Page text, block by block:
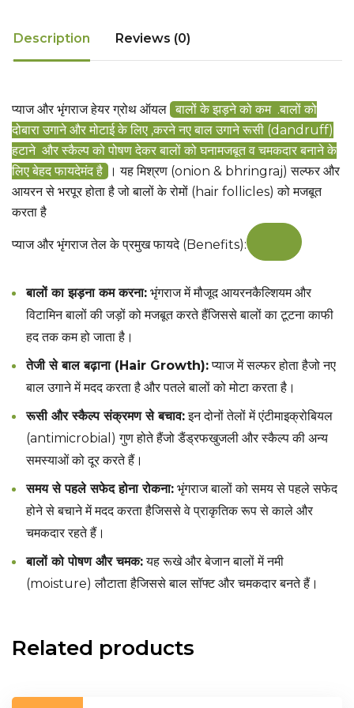
Description Reviews (0)
प्याज और भृंगराज हेयर ग्रोथ ऑयल बालों के झड़ने को कम .बालों को
दोबारा उगाने और मोटाई के लिए ,करने नए बाल उगाने रूसी (dandruff)
हटाने और स्कैल्प को पोषण देकर बालों को घनामजबूत व चमकदार बनाने के
लिए बेहद फायदेमंद है
। यह मिश्रण (onion & bhringraj) सल्फर और
आयरन से भरपूर होता है जो बालों के रोमों (hair follicles) को मजबूत
करता है
प्याज और भृंगराज तेल के प्रमुख फायदे (Benefits):
बालों का झड़ना कम करना: भृंगराज में मौजूद आयरनकैल्शियम और
विटामिन बालों की जड़ों को मजबूत करते हैंजिससे बालों का टूटना काफी
हद तक कम हो जाता है।
तेजी से बाल बढ़ाना (Hair Growth):प्याज में सल्फर होता हैजो नए
बाल उगाने में मदद करता है और पतले बालों को मोटा करता है।
रूसी और स्कैल्प संक्रमण से बचाव:इन दोनों तेलों में एंटीमाइक्रोबियल
(antimicrobial) गुण होते हैंजो डैंड्रफखुजली और स्कैल्प की अन्य
समस्याओं को दूर करते हैं।
समय से पहले सफेद होना रोकना: भृंगराज बालों को समय से पहले सफेद
होने से बचाने में मदद करता हैजिससे वे प्राकृतिक रूप से काले और
चमकदार रहते हैं।
बालों को पोषण और चमक:यह रूखे और बेजान बालों में नमी
(moisture) लौटाता हैजिससे बाल सॉफ्ट और चमकदार बनते हैं।
Related products